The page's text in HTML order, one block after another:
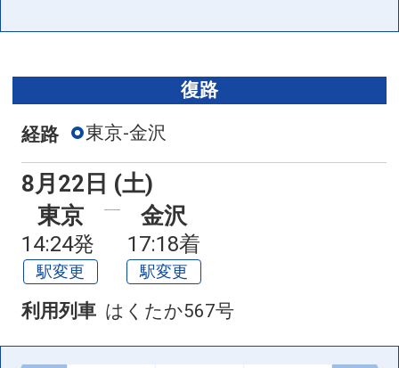
復路
経路 東京-金沢
8月22日 (土)
東京
14:24発
駅変更
金沢
17:18着
駅変更
利用列車 はくたか567号